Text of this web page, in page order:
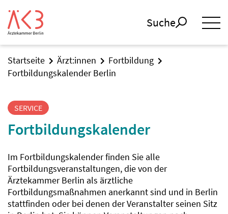
Suche
Startseite Ärzt:innen
Fortbildung
Fortbildungskalender Berlin
SERVICE
Fortbildungskalender
Im Fortbildungskalender finden Sie alle
Fortbildungsveranstaltungen, die von der
Ärztekammer Berlin als ärztliche
Fortbildungsmaßnahmen anerkannt sind und in Berlin
stattfinden oder bei denen der Veranstalter seinen Sitz